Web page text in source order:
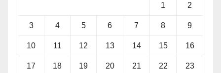
1 2
3 4 5 6 7 8 9
10 11 12 13 14 15 16
17 18 19 20 21 22 23